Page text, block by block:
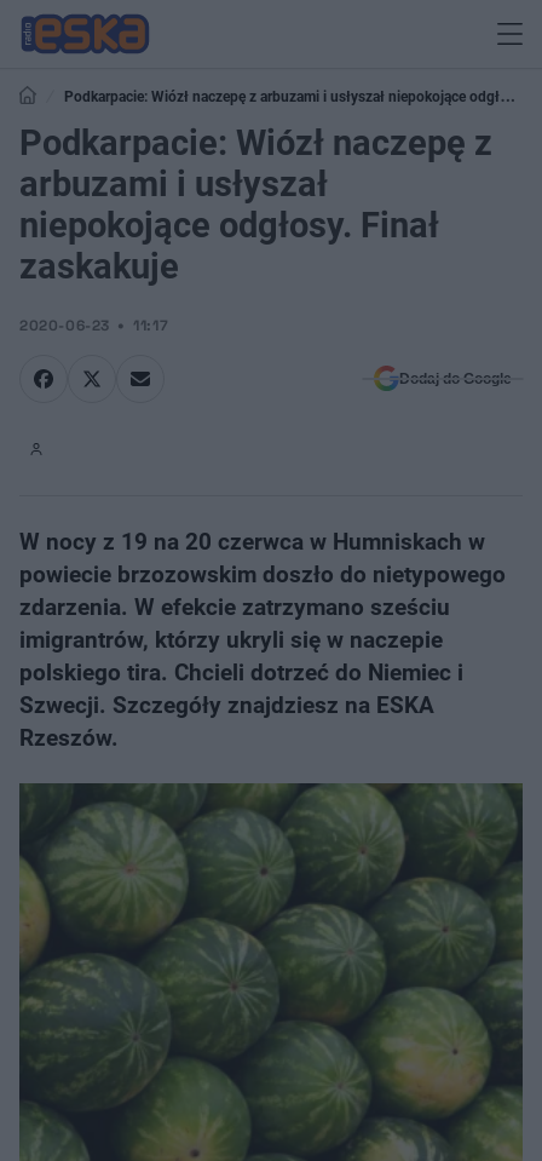
Podkarpacie: Wiózł naczepę z arbuzami i usłyszał niepokojące odgłosy.
Finał zaskakuje
Podkarpacie: Wiózł naczepę z
arbuzami i usłyszał
niepokojące odgłosy. Finał
zaskakuje
2020-06-23 11:17
Dodaj do Google
W nocy z 19 na 20 czerwca w Humniskach w
powiecie brzozowskim doszło do nietypowego
zdarzenia. W efekcie zatrzymano sześciu
imigrantrów, którzy ukryli się w naczepie
polskiego tira. Chcieli dotrzeć do Niemiec i
Szwecji. Szczegóły znajdziesz na ESKA
Rzeszów.